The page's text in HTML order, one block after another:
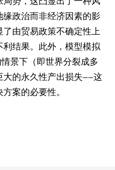
政治而非经济因素的影
由贸易政策不确定性上
结果。此外，模型模拟
景下（即世界分裂成多
的永久性产出损失——这
案的必要性。